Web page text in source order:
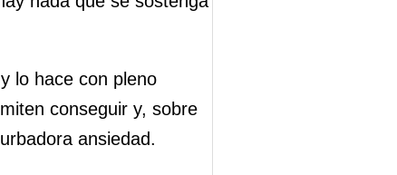
lo hace con pleno
conseguir y, sobre
ansiedad.